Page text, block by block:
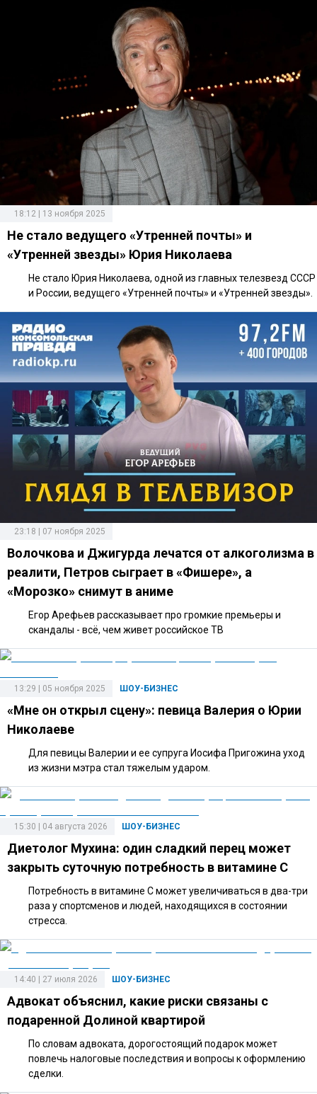
18:12 | 13 ноября 2025
Не стало ведущего «Утренней почты» и
«Утренней звезды» Юрия Николаева
Не стало Юрия Николаева, одной из главных телезвезд СССР
и России, ведущего «Утренней почты» и «Утренней звезды».
23:18 | 07 ноября 2025
Волочкова и Джигурда лечатся от алкоголизма в
реалити, Петров сыграет в «Фишере», а
«Морозко» снимут в аниме
Егор Арефьев рассказывает про громкие премьеры и
скандалы - всё, чем живет российское ТВ
ШОУ-БИЗНЕС
13:29 | 05 ноября 2025
«Мне он открыл сцену»: певица Валерия о Юрии
Николаеве
Для певицы Валерии и ее супруга Иосифа Пригожина уход
из жизни мэтра стал тяжелым ударом.
ШОУ-БИЗНЕС
15:30 | 04 августа 2026
Диетолог Мухина: один сладкий перец может
закрыть суточную потребность в витамине C
Потребность в витамине C может увеличиваться в два-три
раза у спортсменов и людей, находящихся в состоянии
стресса.
ШОУ-БИЗНЕС
14:40 | 27 июля 2026
Адвокат объяснил, какие риски связаны с
подаренной Долиной квартирой
По словам адвоката, дорогостоящий подарок может
повлечь налоговые последствия и вопросы к оформлению
сделки.